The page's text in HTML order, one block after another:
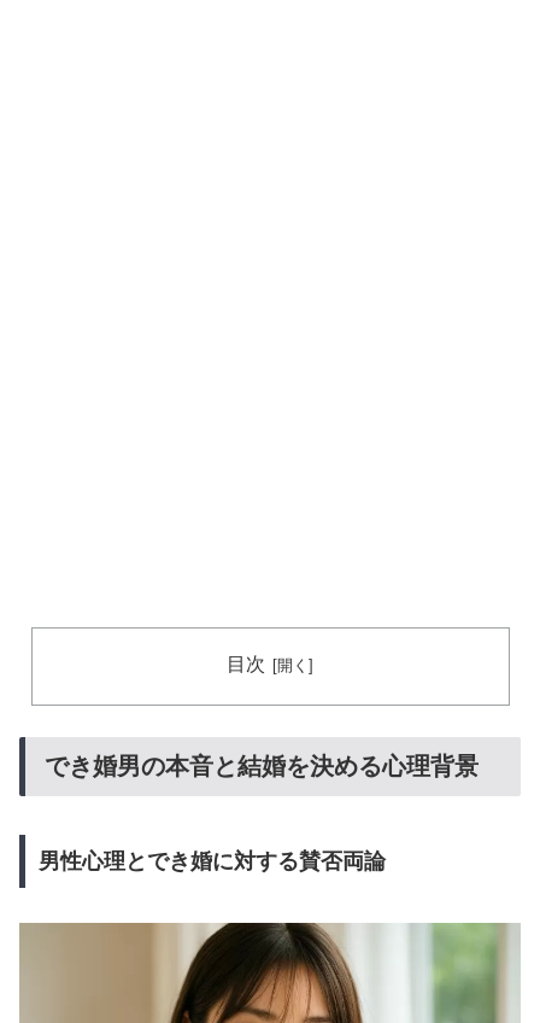
目次
でき婚男の本音と結婚を決める心理背景
男性心理とでき婚に対する賛否両論